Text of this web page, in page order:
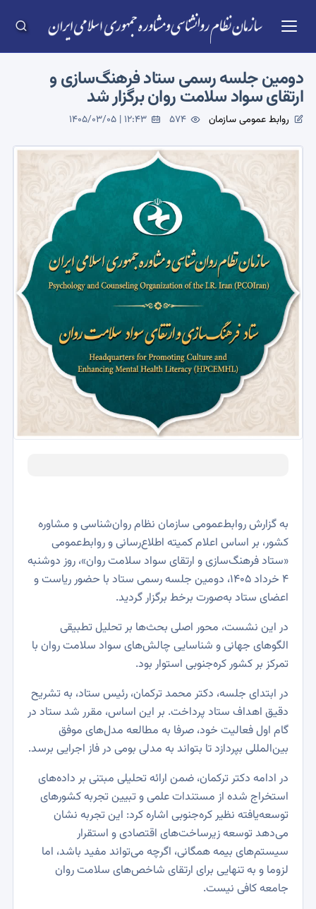
دومین جلسه رسمی ستاد فرهنگ‌سازی و
ارتقای سواد سلامت روان برگزار شد
روابط عمومی سازمان 574
1405/03/05 | 12:43
به گزارش روابط‌عمومی سازمان نظام روان‌شناسی و مشاوره
کشور، بر اساس اعلام کمیته اطلاع‌رسانی و روابط‌عمومی
«ستاد فرهنگ‌سازی و ارتقای سواد سلامت روان»، روز دوشنبه
4 خرداد 1405، دومین جلسه رسمی ستاد با حضور ریاست و
اعضای ستاد به‌صورت برخط برگزار گردید.
در این نشست، محور اصلی بحث‌ها بر تحلیل تطبیقی
الگوهای جهانی و شناسایی چالش‌های سواد سلامت روان با
تمرکز بر کشور کره‌جنوبی استوار بود.
در ابتدای جلسه، دکتر محمد ترکمان، رئیس ستاد، به تشریح
دقیق اهداف ستاد پرداخت. بر این اساس، مقرر شد ستاد در
گام اول فعالیت خود، صرفا به مطالعه مدل‌های موفق
بین‌المللی بپردازد تا بتواند به مدلی بومی در فاز اجرایی برسد.
در ادامه دکتر ترکمان، ضمن ارائه تحلیلی مبتنی بر داده‌های
استخراج شده از مستندات علمی و تبیین تجربه کشور‌های
توسعه‌یافته‌ نظیر کره‌جنوبی اشاره کرد: این تجربه نشان
می‌دهد توسعه زیرساخت‌های اقتصادی و استقرار
سیستم‌های بیمه همگانی، اگرچه می‌تواند مفید باشد، اما
لزوما و به تنهایی برای ارتقای شاخص‌های سلامت روان
جامعه کافی نیست.